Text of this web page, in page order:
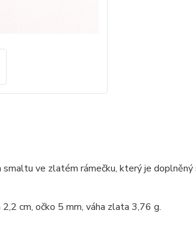
smaltu ve zlatém rámečku, který je
cm, očko 5 mm, váha zlata 3,76 g.